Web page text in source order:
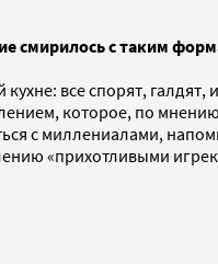
смирилось с таким
все спорят, галдят,
которое, по
с миллениалами,
«прихотливыми